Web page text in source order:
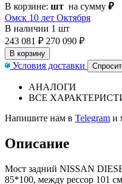
В корзине: шт на сумму ₽
Омск 10 лет Октября
В наличии 1 шт
243 081 ₽ 270 090 ₽
В корзину
Условия доставки
АНАЛОГИ
ВСЕ
Напишите нам в Telegram и
Описание
Мост задний NISSAN
85*100, между рессор 101